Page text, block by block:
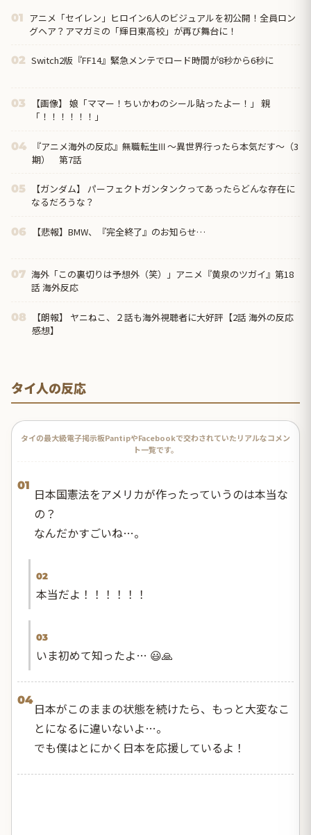
01 アニメ「セイレン」ヒロイン6人のビジュアルを初公開！全員ロン
グヘア？アマガミの「輝日東高校」が再び舞台に！
02 Switch2版『FF14』緊急メンテでロード時間が8秒から6秒に
03
【画像】 娘「ママー！ちいかわのシール貼ったよー！」 親
「！！！！！！」
04
『アニメ海外の反応』無職転生Ⅲ ～異世界行ったら本気だす～（3
期） 第7話
05
【ガンダム】 パーフェクトガンタンクってあったらどんな存在に
なるだろうな？
06 【悲報】BMW、『完全終了』のお知らせ…
07 海外「この裏切りは予想外（笑）」アニメ『黄泉のツガイ』第18
話 海外反応
08
【朗報】 ヤニねこ、２話も海外視聴者に大好評【2話 海外の反応
感想】
タイ人の反応
タイの最大級電子掲示板PantipやFacebookで交わされていたリアルなコメン
ト一覧です。
01
日本国憲法をアメリカが作ったっていうのは本当な
の？
なんだかすごいね…。
02
本当だよ！！！！！！
03
いま初めて知ったよ… 😃🙏
04
日本がこのままの状態を続けたら、もっと大変なこ
とになるに違いないよ…。
でも僕はとにかく日本を応援しているよ！